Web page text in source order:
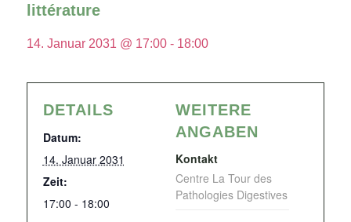
littérature
14. Januar 2031 @ 17:00- 18:00
DETAILS
Datum:
14. Januar 2031
Zeit:
17:00 - 18:00
WEITERE
ANGABEN
Kontakt
Centre La Tour des
Pathologies Digestives